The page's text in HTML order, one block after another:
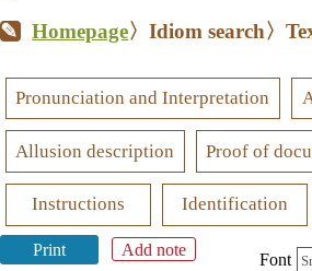
Homepage〉Idiom search〉
Pronunciation and Interpretation
Allusion description Proof of
Instructions Identification
Print Add note
Font